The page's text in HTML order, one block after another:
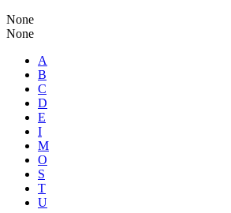
None
None
A
B
C
D
E
I
M
O
S
T
U